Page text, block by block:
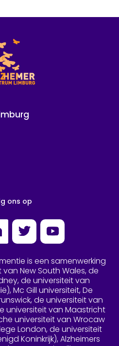
ons op
is een samenwerking
New South Wales, de
de universiteit van
Mc Gill universiteit, De
de universiteit van
universiteit van Maastricht
universiteit van Wrocaw
London, de universiteit
Koninkrijk), Alzheimers